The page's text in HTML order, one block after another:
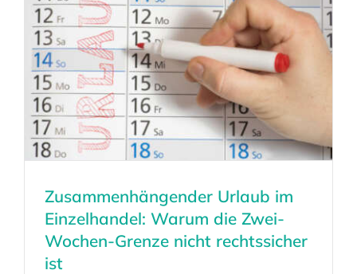
Zusammenhängender Urlaub im
Einzelhandel: Warum die Zwei-
Wochen-Grenze nicht rechtssicher
ist